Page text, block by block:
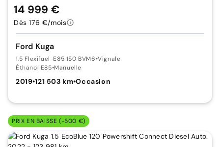
Ford Kuga
1.5 Flexifuel-E85 150 BVM6•Vignale
Éthanol E85•Manuelle
2019•121 503 km•Occasion
14 999 €
Dès 176 €/mois
PRIX EN BAISSE (-500 €)